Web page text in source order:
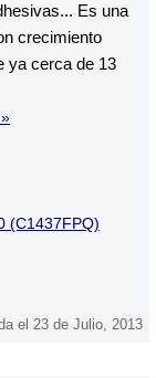
Es una
crecimiento
ya cerca de 13
(C1437FPQ)
el 23 de Julio, 2013